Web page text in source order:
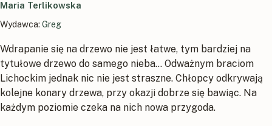
Maria Terlikowska
Wydawca: Greg
Wdrapanie się na drzewo nie jest łatwe, tym bardziej na
tytułowe drzewo do samego nieba... Odważnym braciom
Lichockim jednak nic nie jest straszne. Chłopcy odkrywają
kolejne konary drzewa, przy okazji dobrze się bawiąc. Na
każdym poziomie czeka na nich nowa przygoda.